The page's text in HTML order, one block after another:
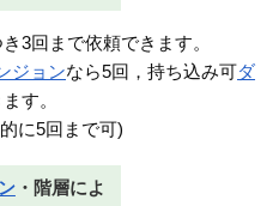
3回まで依頼できます。
ジョンなら5回，持ち込み可ダ
す。
に5回まで可)
・階層によ